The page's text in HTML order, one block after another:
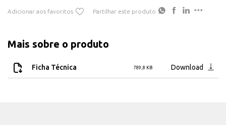
Adicionar aos favoritos Partilhar este produto
Mais sobre o produto
Ficha Técnica 789,8 KB Download